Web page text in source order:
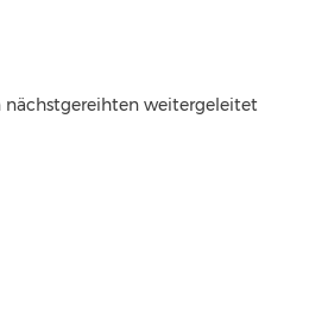
nächstgereihten weitergeleitet